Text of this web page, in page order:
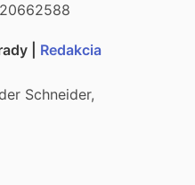
| Redakcia
Schneider,